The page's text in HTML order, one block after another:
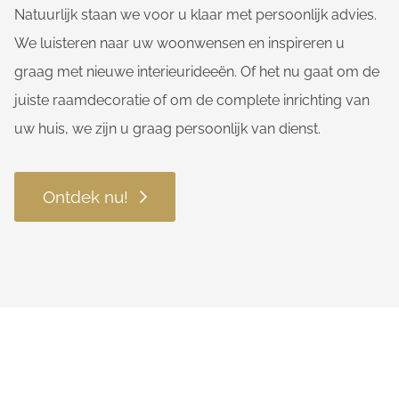
Natuurlijk staan we voor u klaar met persoonlijk advies.
We luisteren naar uw woonwensen en inspireren u
graag met nieuwe interieurideeën. Of het nu gaat om de
juiste raamdecoratie of om de complete inrichting van
uw huis, we zijn u graag persoonlijk van dienst.
Ontdek nu!